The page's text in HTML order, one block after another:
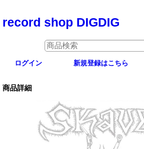
record shop DIGDIG
ログイン 新規登録はこちら
商品詳細